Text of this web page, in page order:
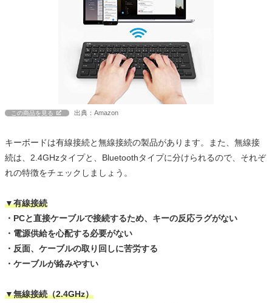
この商品を見る 出典：Amazon
キーボードは有線接続と無線接続の製品があります。また、無線接
続は、2.4GHzタイプと、Bluetoothタイプに分けられるので、それぞ
れの特徴をチェックしましょう。
▼有線接続
・PCと直接ケーブルで接続するため、キーの反応ラグがない
・電源供給を心配する必要がない
・反面、ケーブルの取り回しに苦労する
・ケーブルが絡みやすい
▼無線接続（2.4GHz）